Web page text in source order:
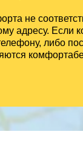
не
адресу. Если
либо